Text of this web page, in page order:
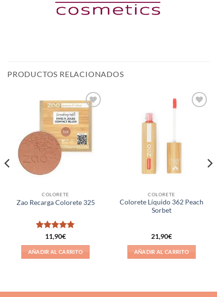
PRODUCTOS RELACIONADOS
Añadir
lista de
deseos
COLORETE
Zao Recarga Colorete 325
Valorado
con5de 5
11,90€
AÑADIR AL CARRITO
COLORETE
Colorete Líquido 362 Peach
Sorbet
21,90€
AÑADIR AL CARRITO